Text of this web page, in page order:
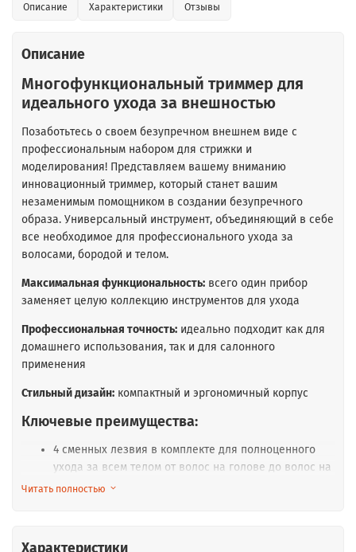
Описание Характеристики Отзывы
Описание
Многофункциональный триммер для
идеального ухода за внешностью
Позаботьтесь о своем безупречном внешнем виде с
профессиональным набором для стрижки и
моделирования! Представляем вашему вниманию
инновационный триммер, который станет вашим
незаменимым помощником в создании безупречного
образа. Универсальный инструмент, объединяющий в себе
все необходимое для профессионального ухода за
волосами, бородой и телом.
Максимальная функциональность:всего один прибор
заменяет целую коллекцию инструментов для ухода
Профессиональная точность:идеально подходит как для
домашнего использования, так и для салонного
применения
Стильный дизайн:компактный и эргономичный корпус
Ключевые преимущества:
4 сменных лезвия в комплекте для полноценного
ухода за всем телом от волос на голове до волос на
теле
Читать полностью